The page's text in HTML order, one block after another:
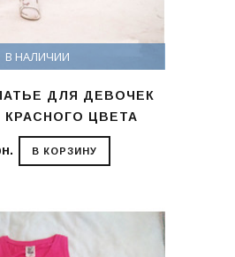
В НАЛИЧИИ
ДЛЯ ДЕВОЧЕК
КРАСНОГО ЦВЕТА
В КОРЗИНУ